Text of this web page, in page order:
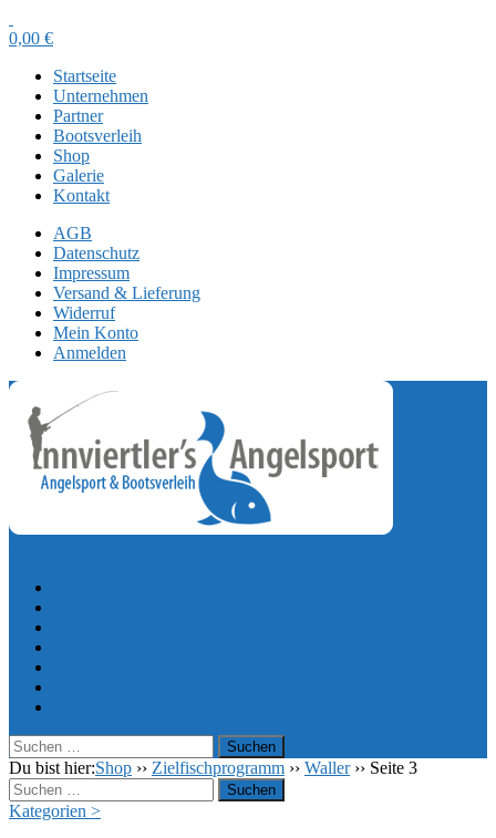
0,00 €
Startseite
Unternehmen
Partner
Bootsverleih
Shop
Galerie
Kontakt
AGB
Datenschutz
Impressum
Versand & Lieferung
Widerruf
Mein Konto
Anmelden
Suchen
nach:
Du bist hier:Shop ›› Zielfischprogramm ›› Waller›› Seite 3
Suchen
nach:
Kategorien >